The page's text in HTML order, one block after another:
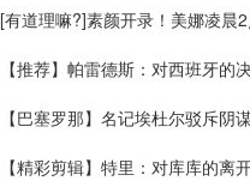
[有道理嘛?]素颜开录！美娜凌晨
【推荐】帕雷德斯：对西班牙的
【巴塞罗那】名记埃杜尔驳斥
【精彩剪辑】特里：对库库的